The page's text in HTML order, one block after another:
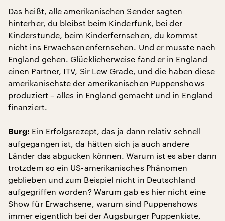
Das heißt, alle amerikanischen Sender sagten
hinterher, du bleibst beim Kinderfunk, bei der
Kinderstunde, beim Kinderfernsehen, du kommst
nicht ins Erwachsenenfernsehen. Und er musste nach
England gehen. Glücklicherweise fand er in England
einen Partner, ITV, Sir Lew Grade, und die haben diese
amerikanischste der amerikanischen Puppenshows
produziert – alles in England gemacht und in England
finanziert.
Burg: Ein Erfolgsrezept, das ja dann relativ schnell
aufgegangen ist, da hätten sich ja auch andere
Länder das abgucken können. Warum ist es aber dann
trotzdem so ein US-amerikanisches Phänomen
geblieben und zum Beispiel nicht in Deutschland
aufgegriffen worden? Warum gab es hier nicht eine
Show für Erwachsene, warum sind Puppenshows
immer eigentlich bei der Augsburger Puppenkiste,